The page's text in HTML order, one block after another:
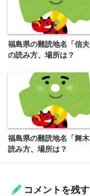
福島県の難読地名「信夫
の読み方、場所は？
福島県の難読地名「舞
読み方、場所は？
コメントを残す